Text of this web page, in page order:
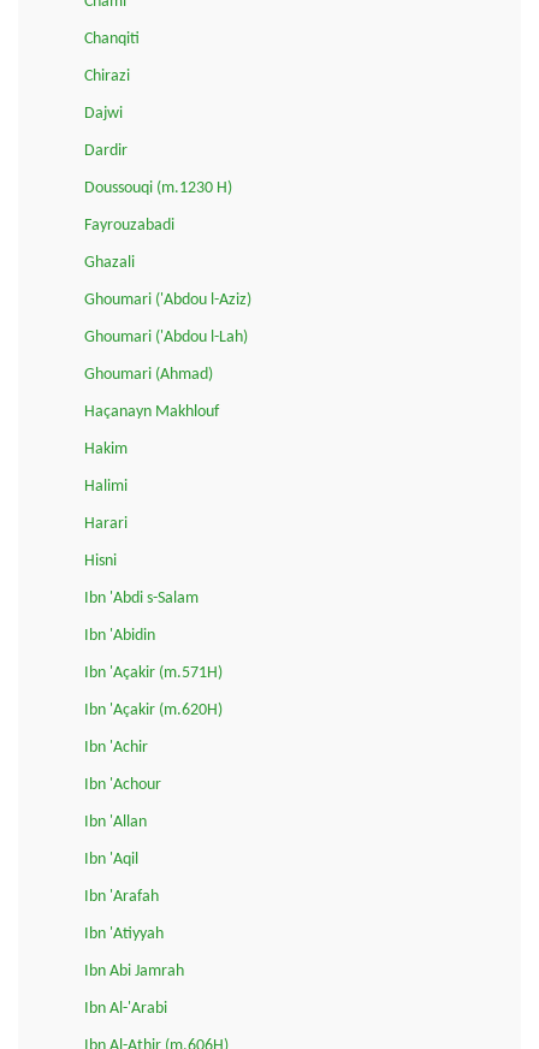
Chanqiti
Chirazi
Dajwi
Dardir
Doussouqi (m.1230 H)
Fayrouzabadi
Ghazali
Ghoumari ('Abdou l-Aziz)
Ghoumari ('Abdou l-Lah)
Ghoumari (Ahmad)
Haçanayn Makhlouf
Hakim
Halimi
Harari
Hisni
Ibn 'Abdi s-Salam
Ibn 'Abidin
Ibn 'Açakir (m.571H)
Ibn 'Açakir (m.620H)
Ibn 'Achir
Ibn 'Achour
Ibn 'Allan
Ibn 'Aqil
Ibn 'Arafah
Ibn 'Atiyyah
Ibn Abi Jamrah
Ibn Al-'Arabi